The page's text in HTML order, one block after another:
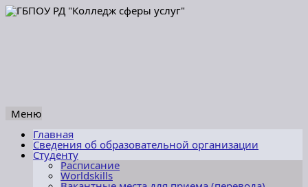
Меню
Перейти
содержимому
Главная
Сведения об образовательной организации
Студенту
Расписание
Worldskills